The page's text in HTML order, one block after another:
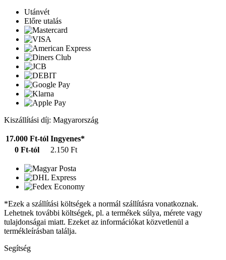
Utánvét
Előre utalás
Kiszállítási díj: Magyarország
17.000 Ft-tól Ingyenes*
0 Ft-tól
2.150 Ft
*Ezek a szállítási költségek a normál szállításra vonatkoznak.
Lehetnek további költségek, pl. a termékek súlya, mérete vagy
tulajdonságai miatt. Ezeket az információkat közvetlenül a
termékleírásban találja.
Segítség